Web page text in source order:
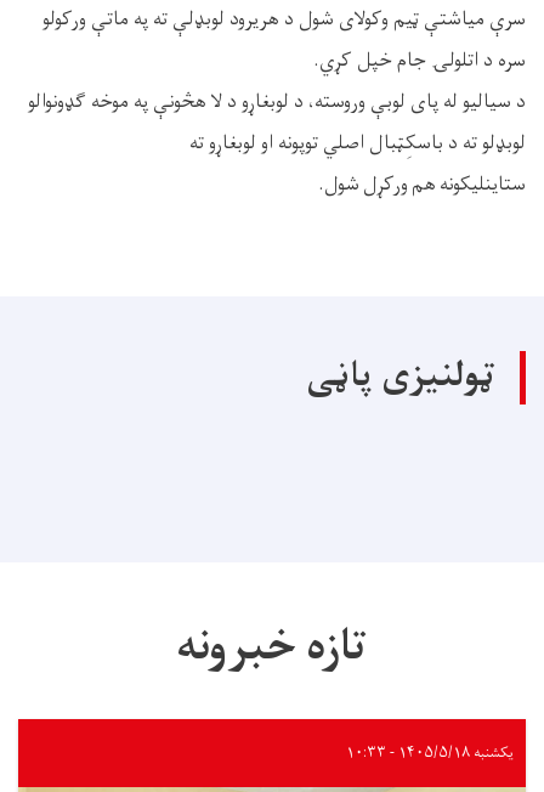
سرې میاشتې ټيم وکولای شول د هریرود لوبډلې ته په ماتې ورکولو
سره د اتلولۍ جام خپل کړي.
د سیالیو له پای لوبې وروسته، د لوبغاړو د لا هڅونې په موخه ګډونوالو
لوبډلو ته د باسکِټبال اصلي توپونه او لوبغاړو ته
ستاینلیکونه هم ورکړل شول.
ټولنیزی پاڼی
تازه خبرونه
یکشنبه ۱۴۰۵/۵/۱۸ - ۱۰:۳۳